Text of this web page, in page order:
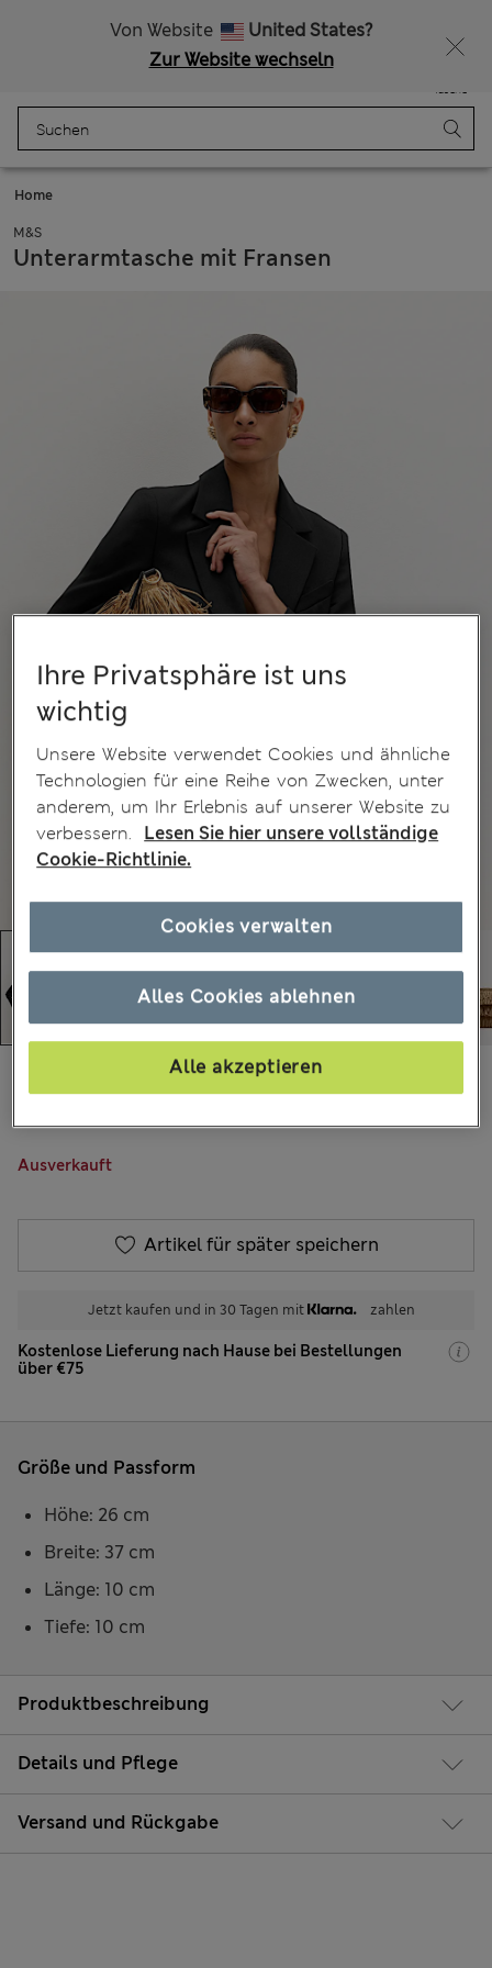
Von Website
United States?
Zur Website wechseln
Tasche
Home
M&S
Unterarmtasche mit Fransen
Alle Preise enthalten Steuern und Abgaben
Ausverkauft
Artikel für später speichern
Jetzt kaufen und in 30 Tagen mit zahlen
Kostenlose Lieferung nach Hause bei Bestellungen
über €75
Produktbeschreibung
Details und Pflege
Versand und Rückgabe
Größe und Passform
Höhe: 26 cm
Breite: 37 cm
Länge: 10 cm
Tiefe: 10 cm
Ihre Privatsphäre ist uns
wichtig
Unsere Website verwendet Cookies und ähnliche
Technologien für eine Reihe von Zwecken, unter
anderem, um Ihr Erlebnis auf unserer Website zu
verbessern.
Lesen Sie hier unsere vollständige
Cookie-Richtlinie.
Alles Cookies ablehnen
Alle akzeptieren
Cookies verwalten